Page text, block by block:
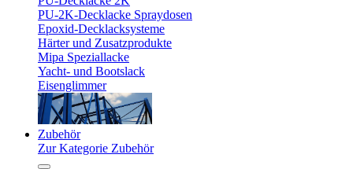
PU-2K-Decklacke Spraydosen
Epoxid-Decklacksysteme
Härter und Zusatzprodukte
Mipa Speziallacke
Yacht- und Bootslack
Eisenglimmer
Zubehör
Zur Kategorie Zubehör